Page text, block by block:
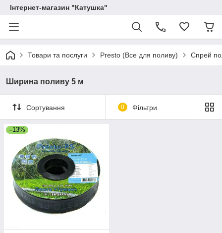
Інтернет-магазин "Катушка"
Товари та послуги Presto (Все для поливу) Спрей
Ширина поливу 5 м
Сортування 0 Фільтри
–13%